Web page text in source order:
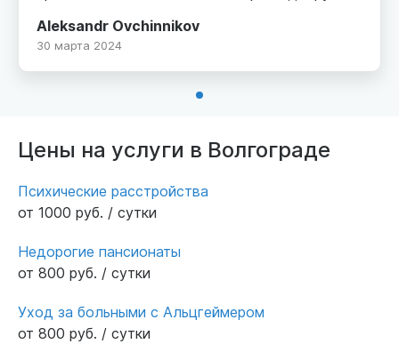
очень хорошо присматривают за матушкой. В
пансионате свежий ремонт, специальные
Aleksandr Ovchinnikov
30 марта 2024
Цены на услуги в Волгограде
Психические расстройства
от 1000 руб. / сутки
Недорогие пансионаты
от 800 руб. / сутки
Уход за больными с Альцгеймером
от 800 руб. / сутки